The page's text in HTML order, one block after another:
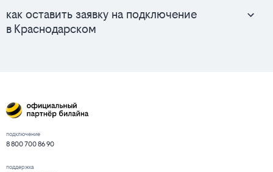
как оставить заявку на подключение
в Краснодарском
подключение
8 800 700 86 90
поддержка